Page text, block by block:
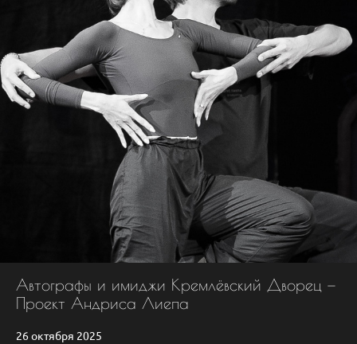
Автографы и имиджи Кремлёвский Дворец —
Проект Андриса Лиепа
26 октября 2025